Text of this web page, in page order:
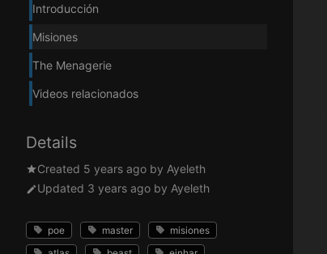
Introducción
Misiones
The Menagerie
Videos relacionados
Details
Created 5 years ago by Ayeleth
Updated 3 years ago by Ayeleth
poe master
misiones